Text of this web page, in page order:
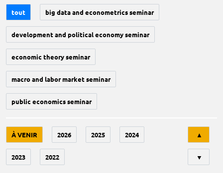
tout big data and econometrics seminar
development and political economy seminar
economic theory seminar
macro and labor market seminar
public economics seminar
À VENIR 2026 2025 2024
2023 2022
▲
▼